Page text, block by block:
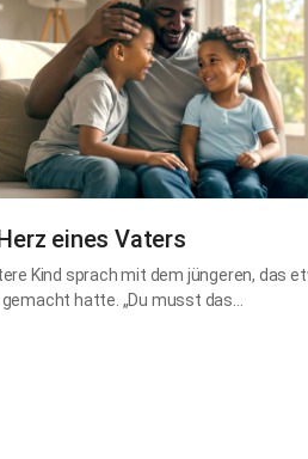
eines Vaters
Kind sprach mit dem jüngeren, das
hatte. „Du musst das…